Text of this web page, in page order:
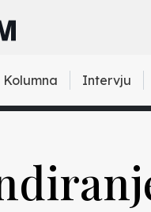
Kolumna Intervju